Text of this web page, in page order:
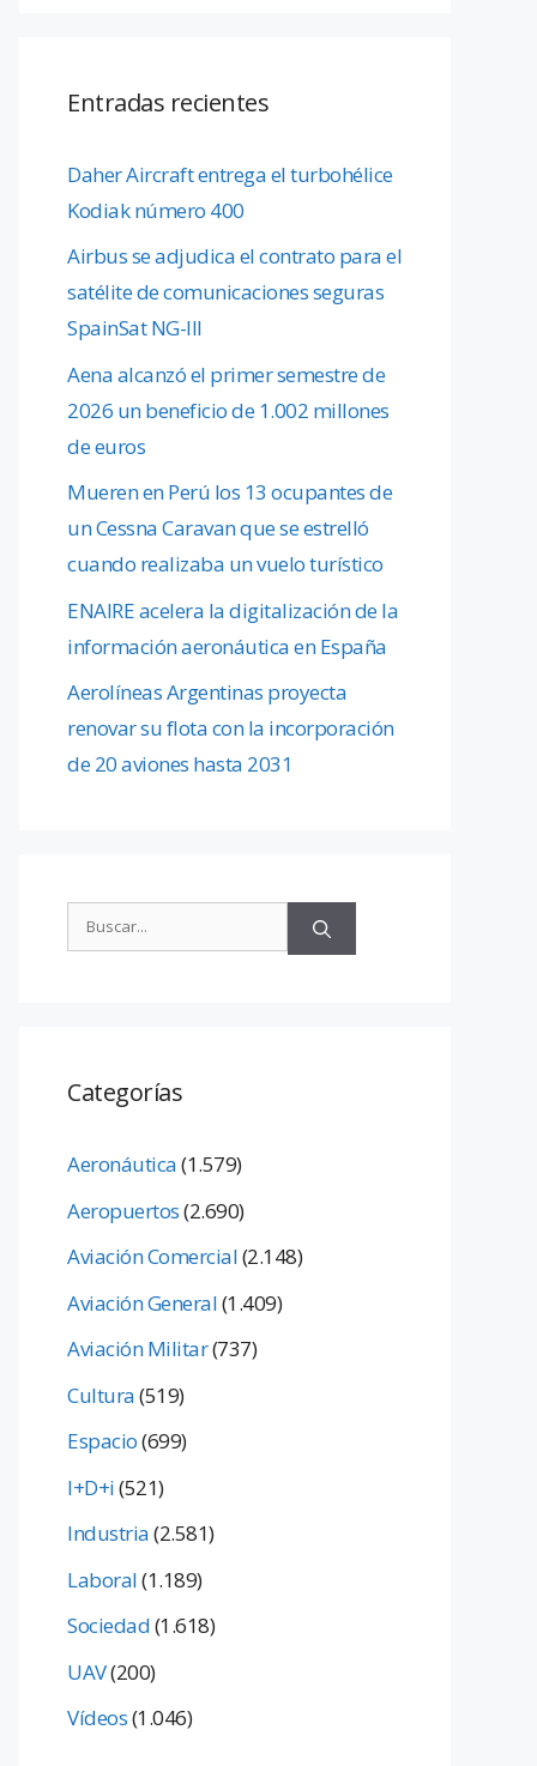
Entradas recientes
Daher Aircraft entrega el turbohélice
Kodiak número 400
Airbus se adjudica el contrato para el
satélite de comunicaciones seguras
SpainSat NG-III
Aena alcanzó el primer semestre de
2026 un beneficio de 1.002 millones
de euros
Mueren en Perú los 13 ocupantes de
un Cessna Caravan que se estrelló
cuando realizaba un vuelo turístico
ENAIRE acelera la digitalización de la
información aeronáutica en España
Aerolíneas Argentinas proyecta
renovar su flota con la incorporación
de 20 aviones hasta 2031
Categorías
Aeronáutica(1.579)
Aeropuertos(2.690)
Aviación Comercial(2.148)
Aviación General(1.409)
Aviación Militar(737)
Cultura(519)
Espacio(699)
I+D+i(521)
Industria(2.581)
Laboral(1.189)
Sociedad(1.618)
UAV(200)
Vídeos(1.046)